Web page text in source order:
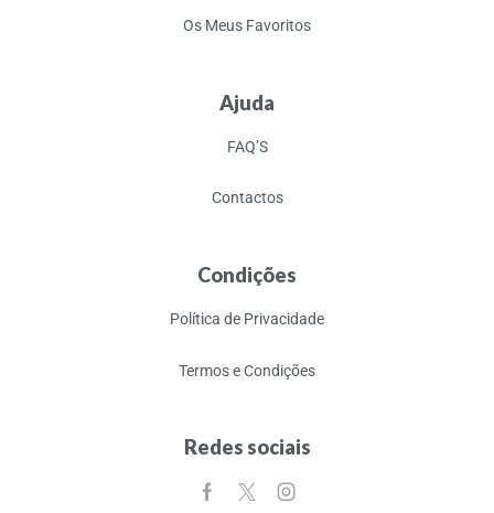
Os Meus Favoritos
Ajuda
FAQ’S
Contactos
Condições
Política de Privacidade
Termos e Condições
Redes sociais